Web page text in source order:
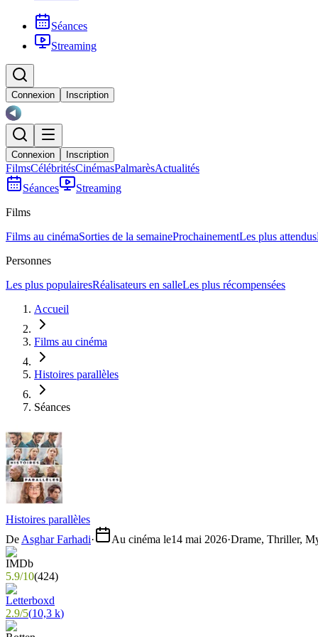
Séances
Streaming
Connexion Inscription
Connexion Inscription
FilmsCélébritésCinémasPalmarèsActualités
Séances
Streaming
Films
Films au cinémaSorties de la semaineProchainementLes plus attendus
Personnes
Les plus populairesRéalisateurs en salleLes plus récompensées
Accueil
Films au cinéma
Histoires parallèles
Séances
Histoires parallèles
De Asghar Farhadi· Au cinéma le14 mai 2026·Drame, Thriller,
5.9/10(424)
2.9/5(10,3 k)